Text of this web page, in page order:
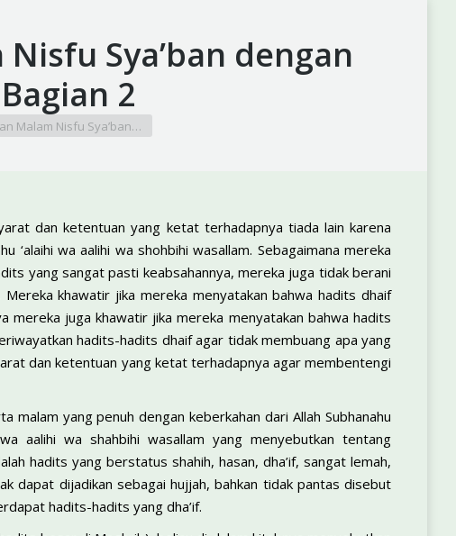
Sya’ban dengan
2
Malam Nisfu Sya’ban…
dan ketentuan yang ketat terhadapnya tiada lain karena
‘alaihi wa aalihi wa shohbihi wasallam. Sebagaimana mereka
yang sangat pasti keabsahannya, mereka juga tidak berani
khawatir jika mereka menyatakan bahwa hadits dhaif
mereka juga khawatir jika mereka menyatakan bahwa hadits
hadits-hadits dhaif agar tidak membuang apa yang
dan ketentuan yang ketat terhadapnya agar membentengi
malam yang penuh dengan keberkahan dari Allah Subhanahu
aalihi wa shahbihi wasallam yang menyebutkan tentang
hadits yang berstatus shahih, hasan, dha’if, sangat lemah,
dapat dijadikan sebagai hujjah, bahkan tidak pantas disebut
hadits-hadits yang dha’if.